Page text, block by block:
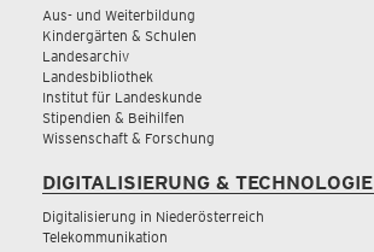
Aus- und Weiterbildung
Kindergärten & Schulen
Landesarchiv
Landesbibliothek
Institut für Landeskunde
Stipendien & Beihilfen
Wissenschaft & Forschung
DIGITALISIERUNG & TECHNOLOGIE
Digitalisierung in Niederösterreich
Telekommunikation